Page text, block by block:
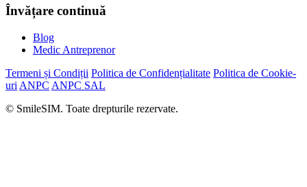
Învățare continuă
Blog
Medic Antreprenor
Termeni și Condiții Politica de Confidențialitate Politica de Cookie-
uri ANPC ANPC SAL
© SmileSIM. Toate drepturile rezervate.